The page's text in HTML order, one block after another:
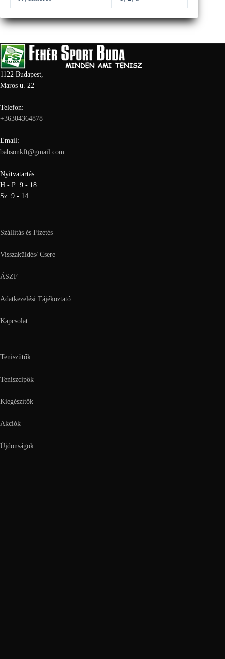
1122 Budapest,
Maros u. 22
Telefon:
+36304364878
Email:
babsonkft@gmail.com
Nyitvatartás:
H - P: 9 - 18
Sz: 9 - 14
Szállítás és Fizetés
Visszaküldés/ Csere
ÁSZF
Adatkezelési Tájékoztató
Kapcsolat
Teniszütők
Teniszcipők
Kiegészítők
Akciók
Újdonságok